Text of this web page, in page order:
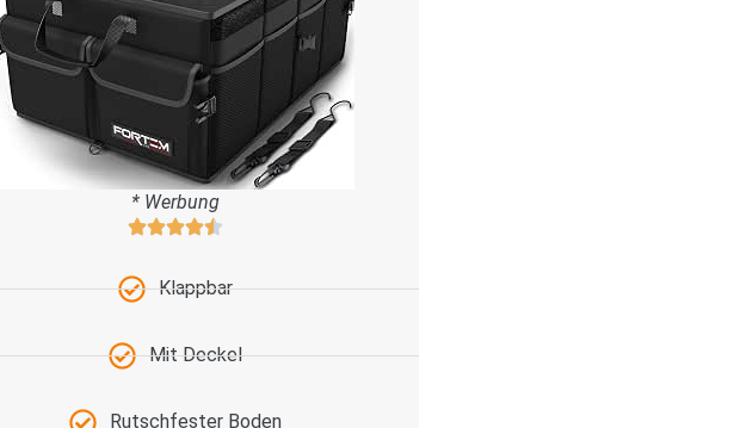
* Werbung
Klappbar
Mit Deckel
Rutschfester Boden